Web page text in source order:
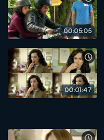
00:05:05
00:01:47